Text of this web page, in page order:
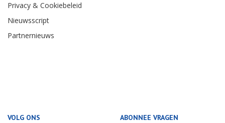
Privacy & Cookiebeleid
Nieuwsscript
Partnernieuws
VOLG ONS ABONNEE VRAGEN